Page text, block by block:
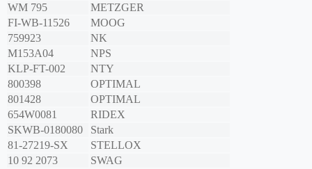
WM 795
METZGER
FI-WB-11526
MOOG
759923
NK
M153A04
NPS
KLP-FT-002
NTY
800398
OPTIMAL
801428
OPTIMAL
654W0081
RIDEX
SKWB-0180080
Stark
81-27219-SX
STELLOX
10 92 2073
SWAG